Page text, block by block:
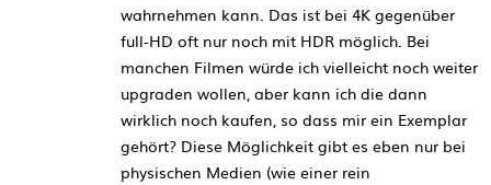
wahrnehmen kann. Das ist bei 4K gegenüber
full-HD oft nur noch mit HDR möglich. Bei
manchen Filmen würde ich vielleicht noch weiter
upgraden wollen, aber kann ich die dann
wirklich noch kaufen, so dass mir ein Exemplar
gehört? Diese Möglichkeit gibt es eben nur bei
physischen Medien (wie einer rein